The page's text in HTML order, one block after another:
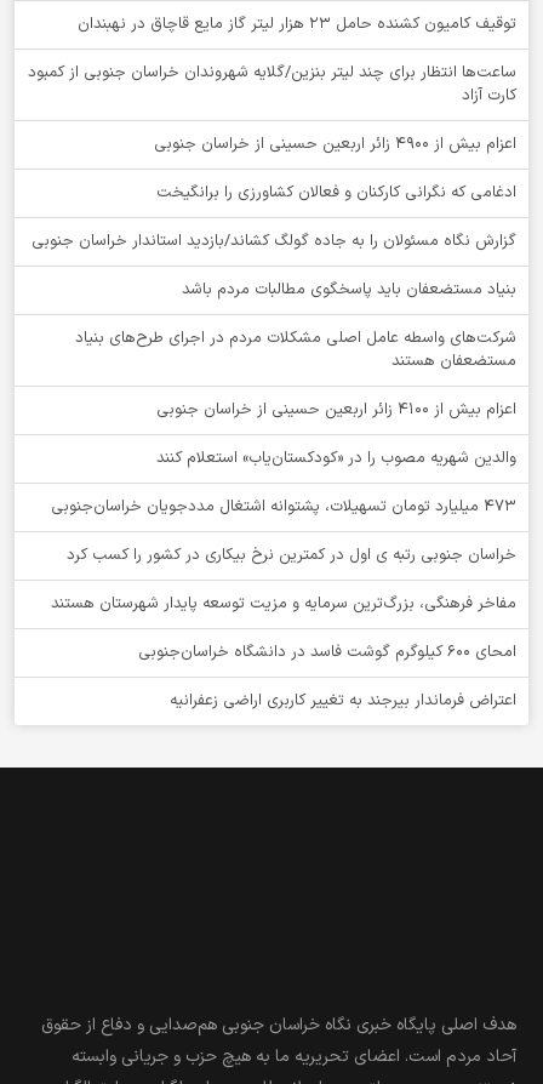
توقيف کامیون کشنده حامل 23 هزار لیتر گاز مایع قاچاق در نهبندان
ساعت‌ها انتظار برای چند لیتر بنزین/گلایه شهروندان خراسان جنوبی از کمبود
کارت آزاد
اعزام بیش از 4900 زائر اربعین حسینی از خراسان جنوبی
ادغامی که نگرانی کارکنان و فعالان کشاورزی را برانگیخت
گزارش نگاه مسئولان را به جاده گولگ کشاند/بازدید استاندار خراسان جنوبی
بنیاد مستضعفان باید پاسخگوی مطالبات مردم باشد
شرکت‌های واسطه عامل اصلی مشکلات مردم در اجرای طرح‌های بنیاد
مستضعفان هستند
اعزام بیش از 4100 زائر اربعین حسینی از خراسان جنوبی
والدین شهریه مصوب را در «کودکستان‌یاب» استعلام کنند
۴۷۳ میلیارد تومان تسهیلات، پشتوانه اشتغال مددجویان خراسان‌جنوبی
خراسان جنوبی رتبه ی اول در کمترین نرخ بیکاری در کشور را کسب کرد
مفاخر فرهنگی، بزرگ‌ترین سرمایه و مزیت توسعه پایدار شهرستان هستند
امحای ۶۰۰ کیلوگرم گوشت فاسد در دانشگاه خراسان‌جنوبی
اعتراض فرماندار بیرجند به تغییر کاربری اراضی زعفرانیه
هدف اصلی پایگاه خبری نگاه خراسان جنوبی هم‌صدایی و دفاع از حقوق
آحاد مردم است. اعضای تحریریه ما به هیچ حزب و جریانی وابسته